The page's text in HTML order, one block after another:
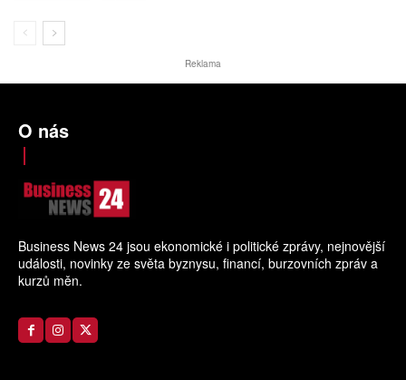
Reklama
O nás
Business News 24 jsou ekonomické i politické zprávy, nejnovější
události, novinky ze světa byznysu, financí, burzovních zpráv a
kurzů měn.